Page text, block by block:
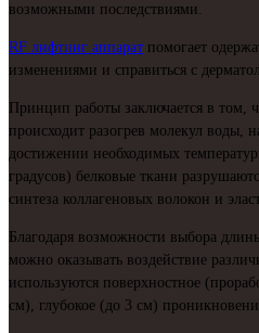
возможными последствиями.
RF лифтинг аппарат помогает
изменениями и справиться с
Принцип работы заключается в том,
происходит разогрев молекул воды,
достижении необходимых
градусов) белковые ткани
синтеза коллагеновых волокон и
Благодаря возможности выбора
можно оказывать воздействие
используются поверхностное
см), глубокое (до 3 см)